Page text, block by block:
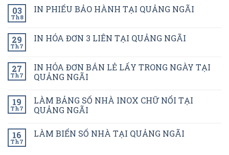
03
Th8
IN PHIẾU BẢO HÀNH TẠI QUẢNG NGÃI
29
Th7
IN HÓA ĐƠN 3 LIÊN TẠI QUẢNG NGÃI
27
Th7
IN HÓA ĐƠN BÁN LẺ LẤY TRONG NGÀY TẠI
QUẢNG NGÃI
19
Th7
LÀM BẢNG SỐ NHÀ INOX CHỮ NỔI TẠI
QUẢNG NGÃI
16
Th7
LÀM BIỂN SỐ NHÀ TẠI QUẢNG NGÃI